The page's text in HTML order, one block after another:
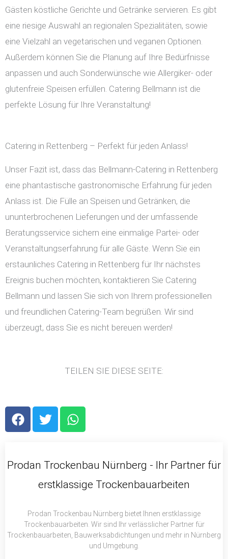
Gästen köstliche Gerichte und Getränke servieren. Es gibt
eine riesige Auswahl an regionalen Spezialitäten, sowie
eine Vielzahl an vegetarischen und veganen Optionen.
Außerdem können Sie die Planung auf Ihre Bedürfnisse
anpassen und auch Sonderwünsche wie Allergiker- oder
glutenfreie Speisen erfüllen. Catering Bellmann ist die
perfekte Lösung für Ihre Veranstaltung!
Catering in Rettenberg – Perfekt für jeden Anlass!
Unser Fazit ist, dass das Bellmann-Catering in Rettenberg
eine phantastische gastronomische Erfahrung für jeden
Anlass ist. Die Fülle an Speisen und Getränken, die
ununterbrochenen Lieferungen und der umfassende
Beratungsservice sichern eine einmalige Partei- oder
Veranstaltungserfahrung für alle Gäste. Wenn Sie ein
erstaunliches Catering in Rettenberg für Ihr nächstes
Ereignis buchen möchten, kontaktieren Sie Catering
Bellmann und lassen Sie sich von Ihrem professionellen
und freundlichen Catering-Team begrüßen. Wir sind
überzeugt, dass Sie es nicht bereuen werden!
TEILEN SIE DIESE SEITE:
F
a
b
T
w
t
r
W
h
s
p
Prodan Trockenbau Nürnberg - Ihr Partner für
erstklassige Trockenbauarbeiten
Prodan Trockenbau Nürnberg bietet Ihnen erstklassige
Trockenbauarbeiten. Wir sind Ihr verlässlicher Partner für
Trockenbauarbeiten, Bauwerksabdichtungen und mehr in Nürnberg
und Umgebung.